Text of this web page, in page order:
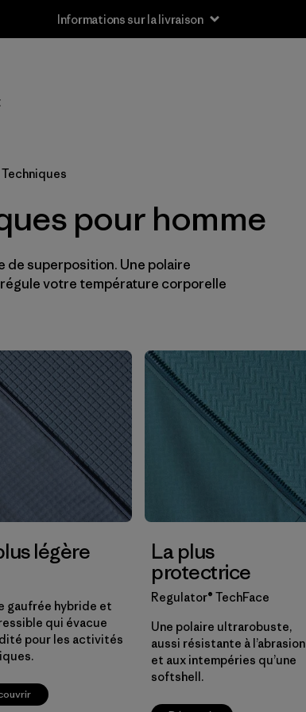
Informations sur la livraison
(17)
par
de produits
par
par
Techniques
pour homme
de superposition. Une polaire
votre température corporelle
légère
gaufrée hybride et
qui évacue
pour les activités
La plus
protectrice
Regulator® TechFace
Une polaire ultrarobuste,
aussi résistante à l’abrasion
et aux intempéries qu’une
softshell.